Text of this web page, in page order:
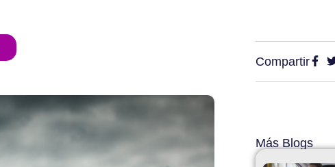
Compartir
Más Blogs